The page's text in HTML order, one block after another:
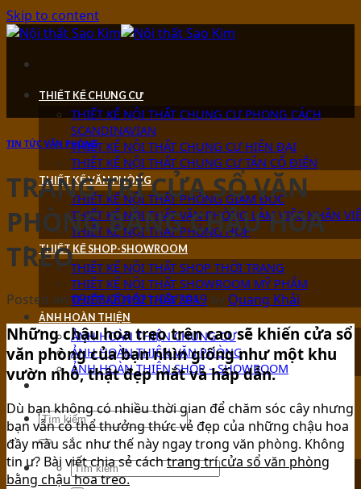
Skip to content
THIẾT KẾ CHUNG CƯ
THIẾT KẾ NỘI THẤT CHUNG CƯ PHONG CÁCH
SCANDINAVIAN
THIẾT KẾ NỘI THẤT CHUNG CƯ HIỆN ĐẠI
THIẾT KẾ NỘI THẤT CHUNG CƯ TÂN CỔ ĐIỂN
THIẾT KẾ VĂN PHÒNG
THIẾT KẾ NỘI THẤT PHÒNG GIÁM ĐỐC
THIẾT KẾ NỘI THẤT VĂN PHÒNG LÀM VIỆC NHÂN
THIẾT KẾ NỘI THẤT PHÒNG HỌP
THIẾT KẾ SHOP-SHOWROOM
THIẾT KẾ NỘI THẤT SHOP THỜI TRANG
THIẾT KẾ NỘI THẤT SHOWROOM MỸ PHẨM
THIẾT KẾ NỘI THẤT SPA
ẢNH HOÀN THIỆN
ẢNH HOÀN THIỆN CHUNG CƯ
ẢNH HOÀN THIỆN VĂN PHÒNG
ẢNH HOÀN THIỆN SHOP – SHOWROOM
TIN TỨC
TIN TỨC VĂN PHÒNG
TRANG TRÍ CỬA SỔ VĂN
PHÒNG BẰNG CHẬU HOA
TREO
Posted on09/03/201921/03/2019 by Quang Khải
Những chậu hoa treo trên cao sẽ khiến cửa sổ
văn phòng của bạn nhìn giống như một khu
vườn nhỏ, thật đẹp mắt và hấp dẫn.
Dù bạn không có nhiều thời gian để chăm sóc cây nhưng
bạn vẫn có thể thưởng thức vẻ đẹp của những chậu hoa
đầy màu sắc như thế này ngay trong văn phòng. Không
tin ư? Bài viết chia sẻ cáchtrang trí cửa sổ văn phòng
bằng chậu hoa treo.